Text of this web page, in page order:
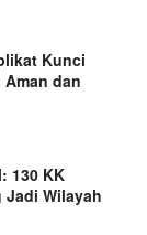
Kunci
dan
130 KK
Jadi Wilayah